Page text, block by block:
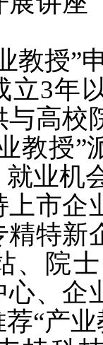
授”
3年以
高校
教授”
业机
市企
特新
、院
心、企
“产业